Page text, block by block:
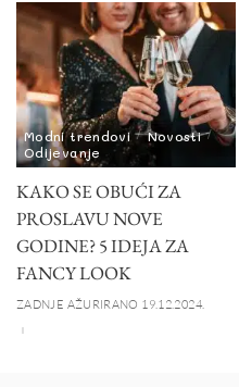
Modni trendovi
Novosti
Odijevanje
KAKO SE OBUĆI ZA
PROSLAVU NOVE
GODINE? 5 IDEJA ZA
FANCY LOOK
ZADNJE AŽURIRANO 19.12.2024.